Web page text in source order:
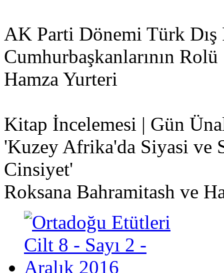
AK Parti Dönemi Türk Dış
Cumhurbaşkanlarının Rolü
Hamza Yurteri
Kitap İncelemesi | Gün
'Kuzey Afrika'da Siyasi ve
Cinsiyet'
Roksana Bahramitash ve